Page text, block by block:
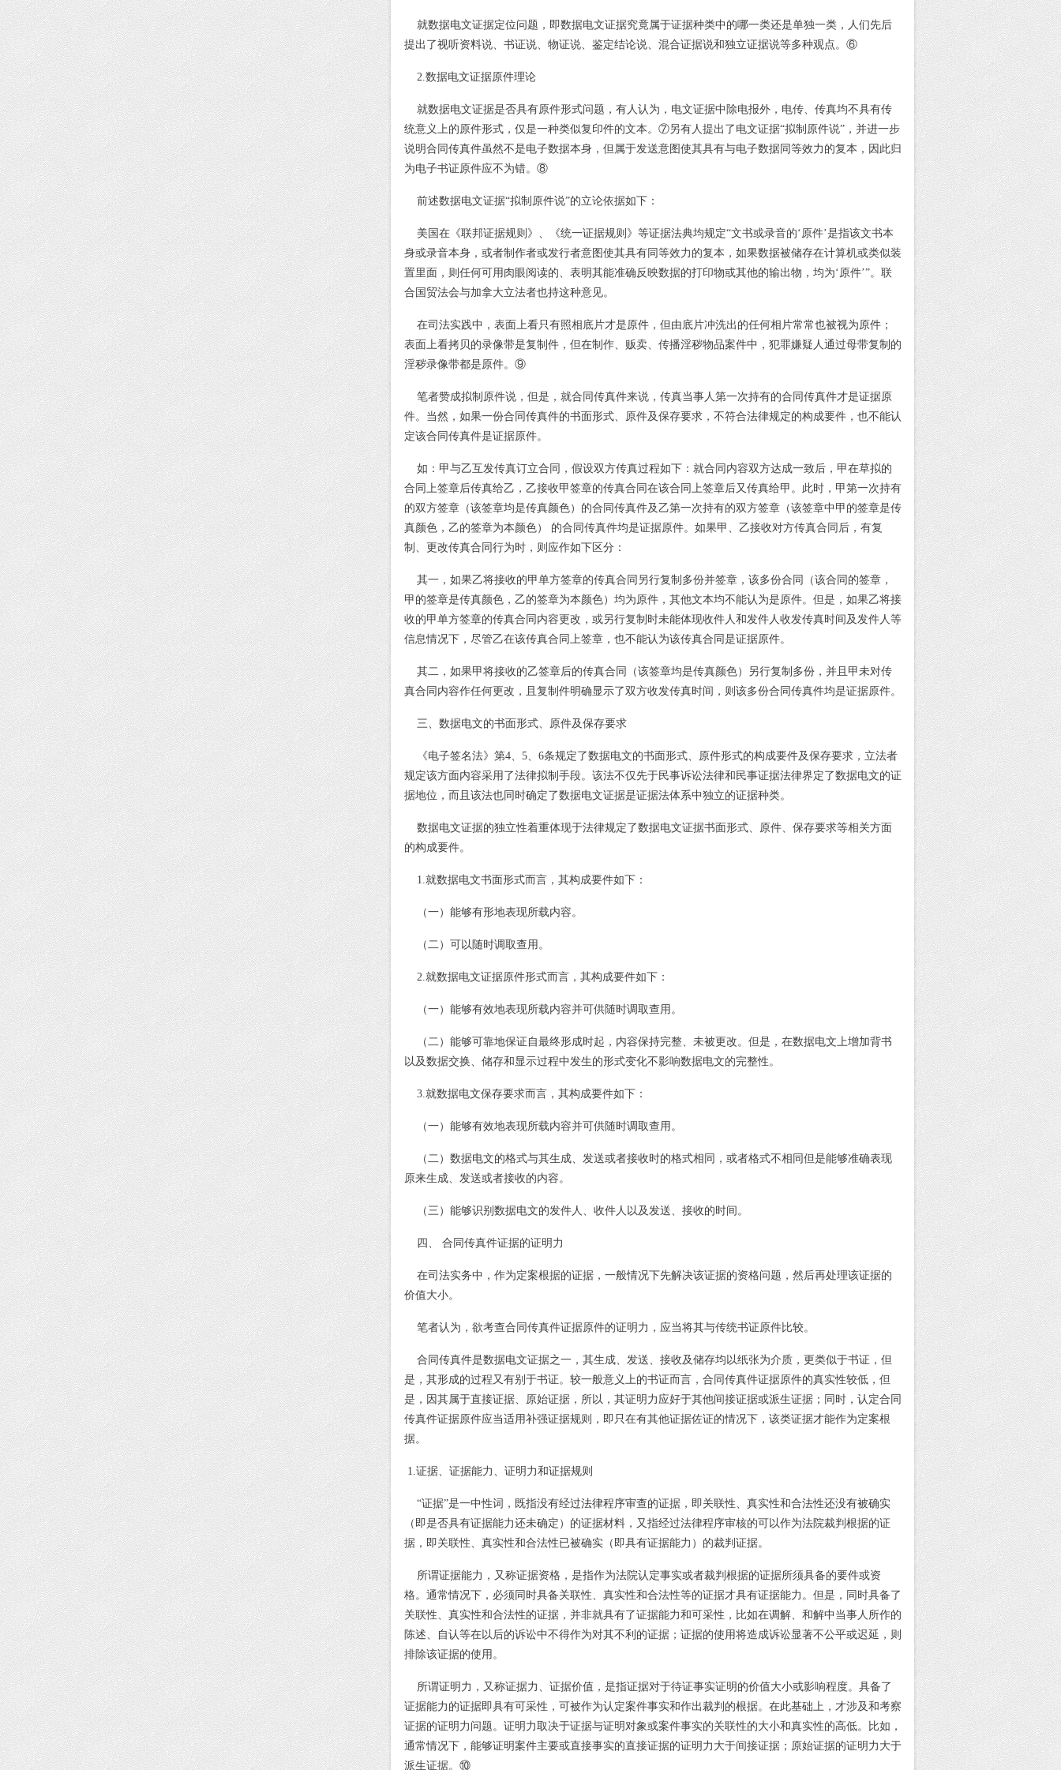
就数据电文证据定位问题，即数据电文证据究竟属于证据种类中的哪一类还是单独一类，人们先后
提出了视听资料说、书证说、物证说、鉴定结论说、混合证据说和独立证据说等多种观点。 ⑥
2.数据电文证据原件理论
就数据电文证据是否具有原件形式问题，有人认为，电文证据中除电报外，电传、传真均不具有传
统意义上的原件形式，仅是一种类似复印件的文本。 ⑦另有人提出了电文证据“拟制原件说”，并进一步
说明合同传真件虽然不是电子数据本身，但属于发送意图使其具有与电子数据同等效力的复本，因此归
为电子书证原件应不为错。 ⑧
前述数据电文证据“拟制原件说”的立论依据如下：
美国在《联邦证据规则》、《统一证据规则》等证据法典均规定“文书或录音的‘原件’是指该文书本
身或录音本身，或者制作者或发行者意图使其具有同等效力的复本，如果数据被储存在计算机或类似装
置里面，则任何可用肉眼阅读的、表明其能准确反映数据的打印物或其他的输出物，均为‘原件’”。联
合国贸法会与加拿大立法者也持这种意见。
在司法实践中，表面上看只有照相底片才是原件，但由底片冲洗出的任何相片常常也被视为原件；
表面上看拷贝的录像带是复制件，但在制作、贩卖、传播淫秽物品案件中，犯罪嫌疑人通过母带复制的
淫秽录像带都是原件。 ⑨
笔者赞成拟制原件说，但是，就合同传真件来说，传真当事人第一次持有的合同传真件才是证据原
件。当然，如果一份合同传真件的书面形式、原件及保存要求，不符合法律规定的构成要件，也不能认
定该合同传真件是证据原件。
如：甲与乙互发传真订立合同，假设双方传真过程如下：就合同内容双方达成一致后，甲在草拟的
合同上签章后传真给乙，乙接收甲签章的传真合同在该合同上签章后又传真给甲。此时，甲第一次持有
的双方签章（该签章均是传真颜色）的合同传真件及乙第一次持有的双方签章（该签章中甲的签章是传
真颜色，乙的签章为本颜色） 的合同传真件均是证据原件。如果甲、乙接收对方传真合同后，有复
制、更改传真合同行为时，则应作如下区分：
其一，如果乙将接收的甲单方签章的传真合同另行复制多份并签章，该多份合同（该合同的签章，
甲的签章是传真颜色，乙的签章为本颜色）均为原件，其他文本均不能认为是原件。但是，如果乙将接
收的甲单方签章的传真合同内容更改，或另行复制时未能体现收件人和发件人收发传真时间及发件人等
信息情况下，尽管乙在该传真合同上签章，也不能认为该传真合同是证据原件。
其二，如果甲将接收的乙签章后的传真合同（该签章均是传真颜色）另行复制多份，并且甲未对传
真合同内容作任何更改，且复制件明确显示了双方收发传真时间，则该多份合同传真件均是证据原件。
三、数据电文的书面形式、原件及保存要求
《电子签名法》第4、 5、 6条规定了数据电文的书面形式、原件形式的构成要件及保存要求，立法者
规定该方面内容采用了法律拟制手段。该法不仅先于民事诉讼法律和民事证据法律界定了数据电文的证
据地位，而且该法也同时确定了数据电文证据是证据法体系中独立的证据种类。
数据电文证据的独立性着重体现于法律规定了数据电文证据书面形式、原件、保存要求等相关方面
的构成要件。
1.就数据电文书面形式而言，其构成要件如下：
（一）能够有形地表现所载内容。
（二）可以随时调取查用。
2.就数据电文证据原件形式而言，其构成要件如下：
（一）能够有效地表现所载内容并可供随时调取查用。
（二）能够可靠地保证自最终形成时起，内容保持完整、未被更改。但是，在数据电文上增加背书
以及数据交换、储存和显示过程中发生的形式变化不影响数据电文的完整性。
3.就数据电文保存要求而言，其构成要件如下：
（一）能够有效地表现所载内容并可供随时调取查用。
（二）数据电文的格式与其生成、发送或者接收时的格式相同，或者格式不相同但是能够准确表现
原来生成、发送或者接收的内容。
（三）能够识别数据电文的发件人、收件人以及发送、接收的时间。
四、 合同传真件证据的证明力
在司法实务中，作为定案根据的证据，一般情况下先解决该证据的资格问题，然后再处理该证据的
价值大小。
笔者认为，欲考查合同传真件证据原件的证明力，应当将其与传统书证原件比较。
合同传真件是数据电文证据之一，其生成、发送、接收及储存均以纸张为介质，更类似于书证，但
是，其形成的过程又有别于书证。较一般意义上的书证而言，合同传真件证据原件的真实性较低，但
是，因其属于直接证据、原始证据，所以，其证明力应好于其他间接证据或派生证据；同时，认定合同
传真件证据原件应当适用补强证据规则，即只在有其他证据佐证的情况下，该类证据才能作为定案根
据。
1.证据、证据能力、证明力和证据规则
“证据”是一中性词，既指没有经过法律程序审查的证据，即关联性、真实性和合法性还没有被确实
（即是否具有证据能力还未确定）的证据材料，又指经过法律程序审核的可以作为法院裁判根据的证
据，即关联性、真实性和合法性已被确实（即具有证据能力）的裁判证据。
所谓证据能力，又称证据资格，是指作为法院认定事实或者裁判根据的证据所须具备的要件或资
格。通常情况下，必须同时具备关联性、真实性和合法性等的证据才具有证据能力。但是，同时具备了
关联性、真实性和合法性的证据，并非就具有了证据能力和可采性，比如在调解、和解中当事人所作的
陈述、自认等在以后的诉讼中不得作为对其不利的证据；证据的使用将造成诉讼显著不公平或迟延，则
排除该证据的使用。
所谓证明力，又称证据力、证据价值，是指证据对于待证事实证明的价值大小或影响程度。具备了
证据能力的证据即具有可采性，可被作为认定案件事实和作出裁判的根据。在此基础上，才涉及和考察
证据的证明力问题。证明力取决于证据与证明对象或案件事实的关联性的大小和真实性的高低。比如，
通常情况下，能够证明案件主要或直接事实的直接证据的证明力大于间接证据；原始证据的证明力大于
派生证据。 ⑩